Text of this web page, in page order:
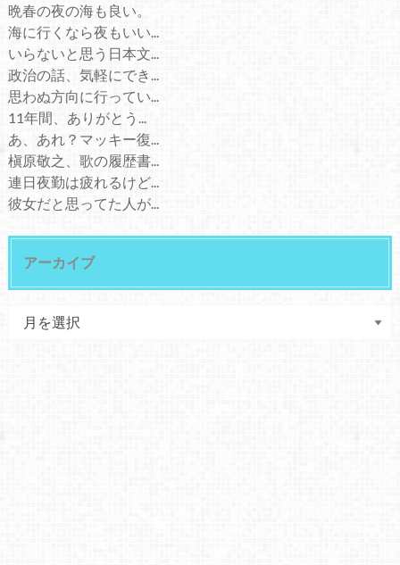
晩春の夜の海も良い。
海に行くなら夜もいい...
いらないと思う日本文...
政治の話、気軽にでき...
思わぬ方向に行ってい...
11年間、ありがとう...
あ、あれ？マッキー復...
槇原敬之、歌の履歴書...
連日夜勤は疲れるけど...
彼女だと思ってた人が...
アーカイブ